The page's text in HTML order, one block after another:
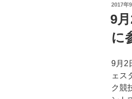
投
日:
2017年
9
に
9月2
ェス
ク競